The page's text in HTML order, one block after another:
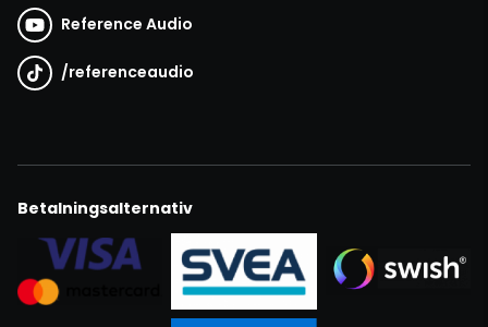
Reference Audio
/referenceaudio
Betalningsalternativ